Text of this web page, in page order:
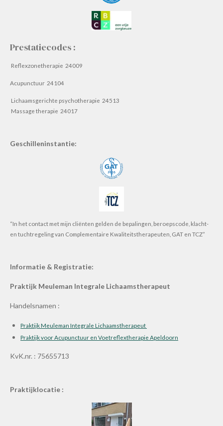
Prestatiecodes :
Reflexzonetherapie 24009
Acupunctuur 24104
Lichaamsgerichte psychotherapie 24513
Massage therapie 24017
Geschilleninstantie:
“In het contact met mijn cliënten gelden de bepalingen, beroepscode, klacht-
en tuchtregeling van Complementaire Kwaliteitstherapeuten, GAT en TCZ”
Informatie & Registratie:
Praktijk Meuleman Integrale Lichaamstherapeut
Handelsnamen :
Praktijk Meuleman Integrale Lichaamstherapeut
Praktijk voor Acupunctuur en Voetreflextherapie Apeldoorn
KvK.nr. : 75655713
Praktijklocatie :